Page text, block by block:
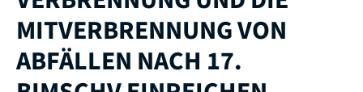
MITVERBRENNUNG VON
ABFÄLLEN NACH 17.